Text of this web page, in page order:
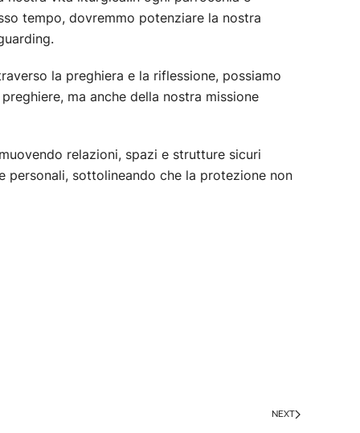
tempo, dovremmo potenziare la nostra
la preghiera e la riflessione, possiamo
ma anche della nostra missione
relazioni, spazi e strutture sicuri
personali, sottolineando che la protezione non
NEXT